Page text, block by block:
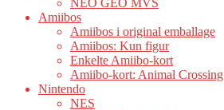
NEO GEO MVS
Amiibos
Amiibos i original emballage
Amiibos: Kun figur
Enkelte Amiibo-kort
Amiibo-kort: Animal Crossing
Nintendo
NES